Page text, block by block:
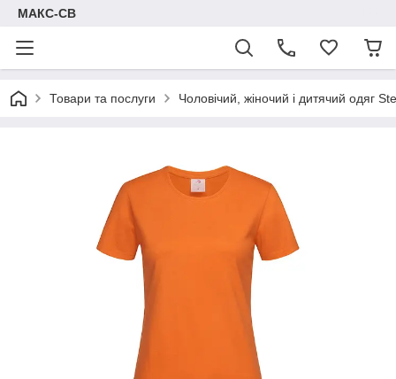
МАКС-СВ
Товари та послуги Чоловічий, жіночий і дитячий одяг